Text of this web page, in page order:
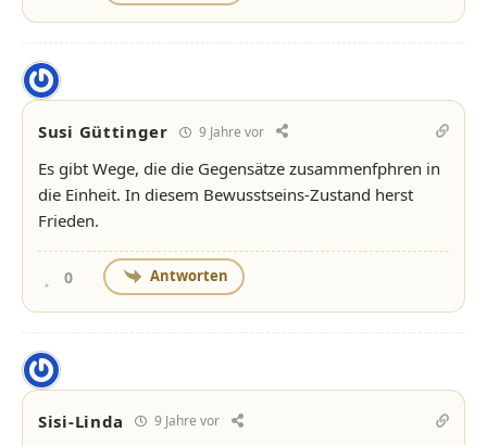
Susi Güttinger 9 Jahre vor
Es gibt Wege, die die Gegensätze zusammenfphren in
die Einheit. In diesem Bewusstseins-Zustand herst
Frieden.
0 Antworten
Sisi-Linda 9 Jahre vor